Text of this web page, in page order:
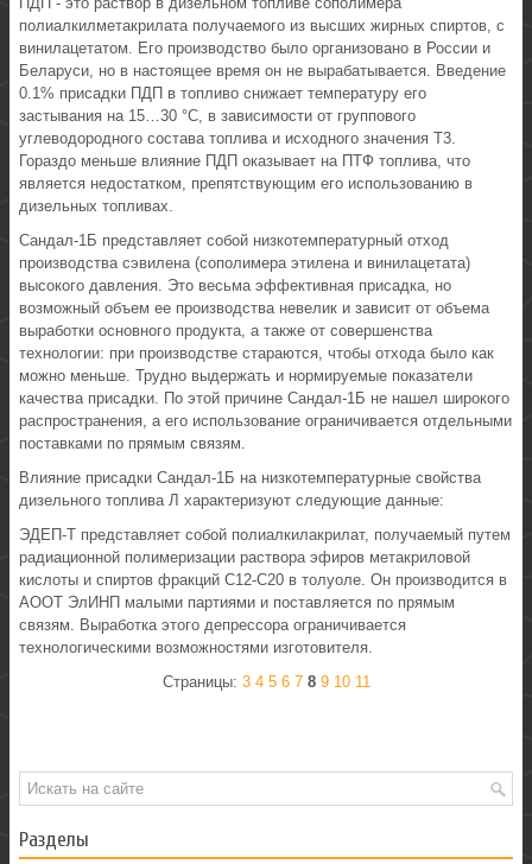
полиалкилметакрилата получаемого из высших жирных спиртов, с
винилацетатом. Его производство было организовано в России и
Беларуси, но в настоящее время он не вырабатывается. Введение
0.1% присадки ПДП в топливо снижает температуру его
застывания на 15…30 °С, в зависимости от группового
углеводородного состава топлива и исходного значения Т3.
Гораздо меньше влияние ПДП оказывает на ПТФ топлива, что
является недостатком, препятствующим его использованию в
дизельных топливах.
Сандал-1Б представляет собой низкотемпературный отход
производства сэвилена (сополимера этилена и винилацетата)
высокого давления. Это весьма эффективная присадка, но
возможный объем ее производства невелик и зависит от объема
выработки основного продукта, а также от совершенства
технологии: при производстве стараются, чтобы отхода было как
можно меньше. Трудно выдержать и нормируемые показатели
качества присадки. По этой причине Сандал-1Б не нашел широкого
распространения, а его использование ограничивается отдельными
поставками по прямым связям.
Влияние присадки Сандал-1Б на низкотемпературные свойства
дизельного топлива Л характеризуют следующие данные:
ЭДЕП-Т представляет собой полиалкилакрилат, получаемый путем
радиационной полимеризации раствора эфиров метакриловой
кислоты и спиртов фракций С12-С20 в толуоле. Он производится в
АООТ ЭлИНП малыми партиями и поставляется по прямым
связям. Выработка этого депрессора ограничивается
технологическими возможностями изготовителя.
Страницы: 3 4 5 6 7 8 9 10 11
Разделы